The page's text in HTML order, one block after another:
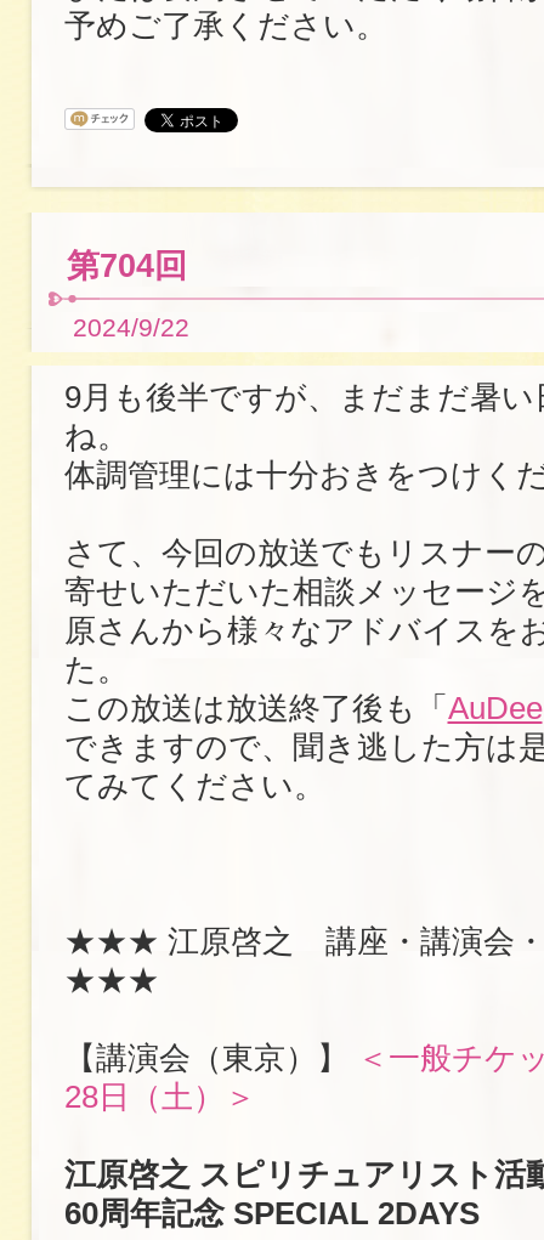
予めご了承ください。
第704回
2024/9/22
9月も後半ですが、まだまだ暑
ね。
体調管理には十分おきをつけく
さて、今回の放送でもリスナー
寄せいただいた相談メッセージ
原さんから様々なアドバイスを
た。
この放送は放送終了後も「 AuDee
できますので、聞き逃した方は
てみてください。
★★★ 江原啓之 講座・講演会・
★★★
【講演会（東京）】
＜一般チケ
28日（土）＞
江原啓之 スピリチュアリスト活
60周年記念 SPECIAL 2DAYS